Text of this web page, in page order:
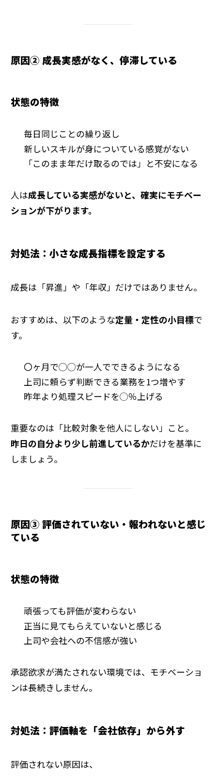
原因② 成長実感がなく、停滞している
状態の特徴
毎日同じことの繰り返し
新しいスキルが身についている感覚がない
「このまま年だけ取るのでは」と不安になる
人は成長している実感がないと、確実にモチベー
ションが下がります。
対処法：小さな成長指標を設定する
成長は「昇進」や「年収」だけではありません。
おすすめは、以下のような定量・定性の小目標で
す。
〇ヶ月で◯◯が一人でできるようになる
上司に頼らず判断できる業務を1つ増やす
昨年より処理スピードを◯％上げる
重要なのは「比較対象を他人にしない」こと。
昨日の自分より少し前進しているかだけを基準に
しましょう。
原因③ 評価されていない・報われないと感じ
ている
状態の特徴
頑張っても評価が変わらない
正当に見てもらえていないと感じる
上司や会社への不信感が強い
承認欲求が満たされない環境では、モチベーショ
ンは長続きしません。
対処法：評価軸を「会社依存」から外す
評価されない原因は、